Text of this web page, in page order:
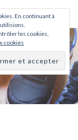
En continuant à
les cookies,
cookies